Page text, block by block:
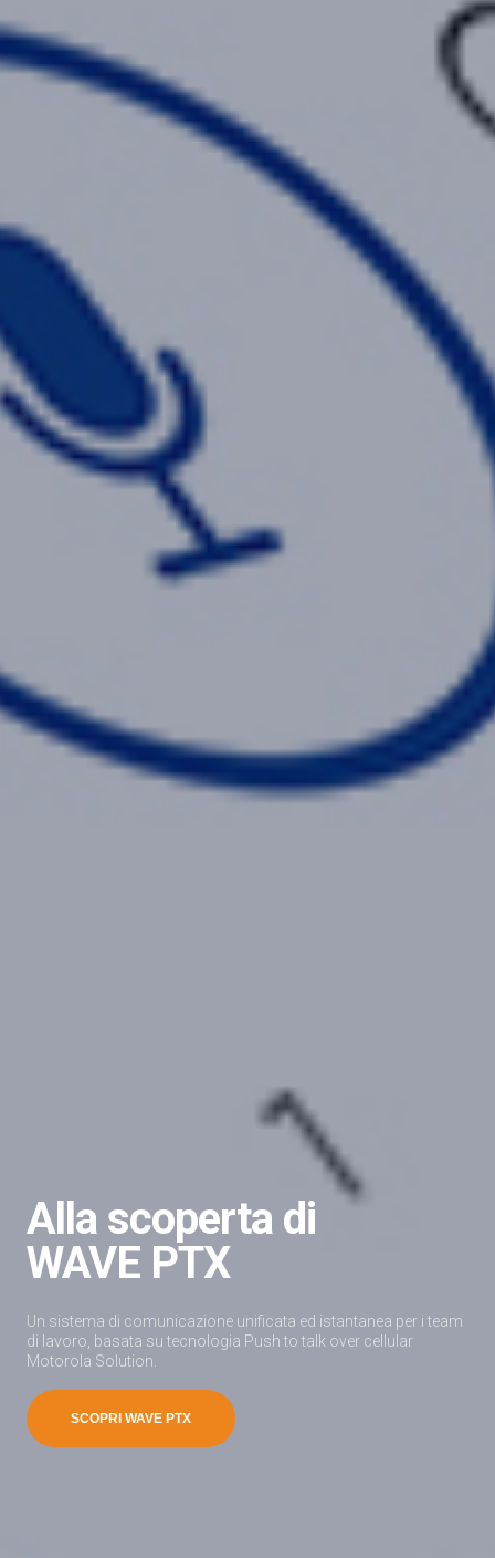
Alla scoperta di
WAVE PTX
Un sistema di comunicazione unificata ed istantanea per i team
di lavoro, basata su tecnologia Push to talk over cellular
Motorola Solution.
SCOPRI WAVE PTX